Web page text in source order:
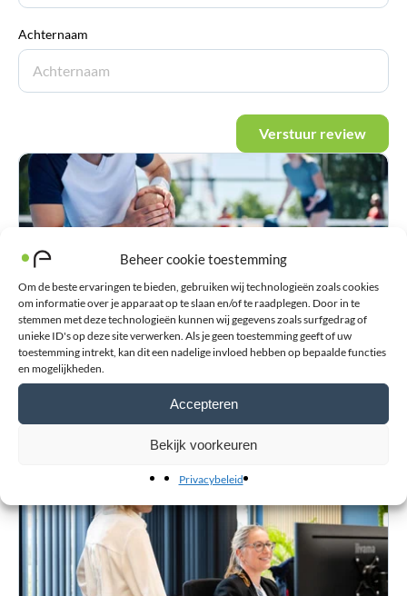
Beheer cookie toestemming
Om de beste ervaringen te bieden, gebruiken wij technologieën zoals cookies
om informatie over je apparaat op te slaan en/of te raadplegen. Door in te
stemmen met deze technologieën kunnen wij gegevens zoals surfgedrag of
unieke ID's op deze site verwerken. Als je geen toestemming geeft of uw
toestemming intrekt, kan dit een nadelige invloed hebben op bepaalde functies
en mogelijkheden.
Accepteren
Bekijk voorkeuren
Privacybeleid
Achternaam
Verstuur review
Blessurewijzer
Informatie over blessures en advies bij de aanschaf van
orthopedische hulpmiddelen zoals braces en (sport-)
bandages.